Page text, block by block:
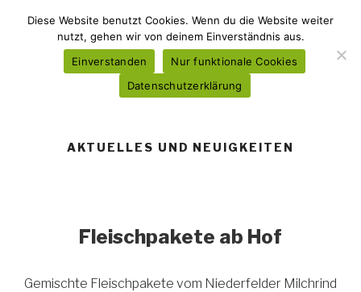
InhaltNIEDERFELDER BAUERNHOF
Milchviehbetrieb Familien Haas & Zinsel
Menü
AKTUELLES UND NEUIGKEITEN
Fleischpakete ab Hof
Gemischte Fleischpakete vom Niederfelder Milchrind
Diese Website benutzt Cookies. Wenn du die Website weiter
nutzt, gehen wir von deinem Einverständnis aus.
Einverstanden
Nur funktionale Cookies
Datenschutzerklärung